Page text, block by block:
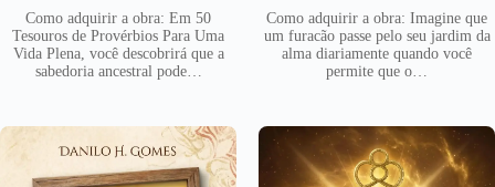
Como adquirir a obra: Em 50
Tesouros de Provérbios Para Uma
Vida Plena, você descobrirá que a
sabedoria ancestral pode…
Como adquirir a obra: Imagine que
um furacão passe pelo seu jardim da
alma diariamente quando você
permite que o…